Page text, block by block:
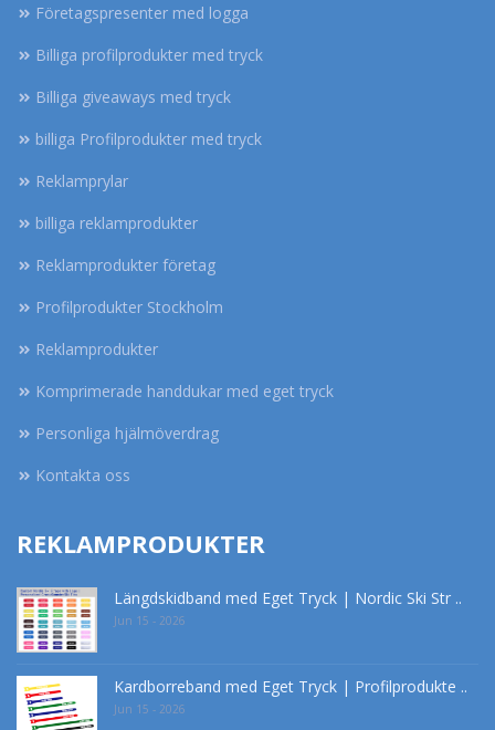
Företagspresenter med logga
Billiga profilprodukter med tryck
Billiga giveaways med tryck
billiga Profilprodukter med tryck
Reklamprylar
billiga reklamprodukter
Reklamprodukter företag
Profilprodukter Stockholm
Reklamprodukter
Komprimerade handdukar med eget tryck
Personliga hjälmöverdrag
Kontakta oss
REKLAMPRODUKTER
Längdskidband med Eget Tryck | Nordic Ski Str ..
Jun 15 - 2026
Kardborreband med Eget Tryck | Profilprodukte ..
Jun 15 - 2026